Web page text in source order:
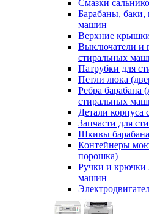
Смазки
Барабаны, баки,
машин
Верхние
Выключатели и
стиральных
Патрубки для
Петли люка
Ребра барабана
стиральных
Детали
Запчасти для
Шкивы
Контейнеры
порошка)
Ручки и крючки
машин